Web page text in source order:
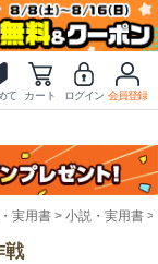
て カート ログイン 会員登録
実用書 小説・実用書
戦